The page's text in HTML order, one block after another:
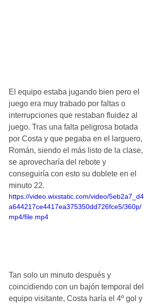
El equipo estaba jugando bien pero el
juego era muy trabado por faltas o
interrupciones que restaban fluidez al
juego. Tras una falta peligrosa botada
por Costa y que pegaba en el larguero,
Román, siendo el más listo de la clase,
se aprovecharía del rebote y
conseguiría con esto su doblete en el
minuto 22.
https://video.wixstatic.com/video/5eb2a7_d4
a644217ce4417ea375350dd726fce5/360p/
mp4/file.mp4
Tan solo un minuto después y
coincidiendo con un bajón temporal del
equipo visitante, Costa haría el 4º gol y